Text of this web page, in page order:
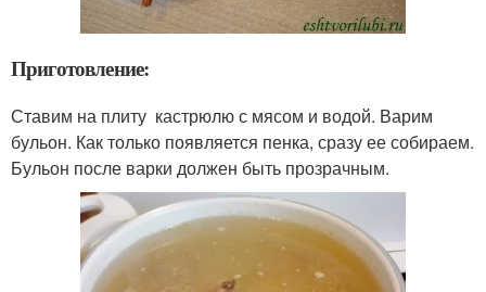
Приготовление:
Ставим на плиту кастрюлю с мясом и водой. Варим
бульон. Как только появляется пенка, сразу ее собираем.
Бульон после варки должен быть прозрачным.